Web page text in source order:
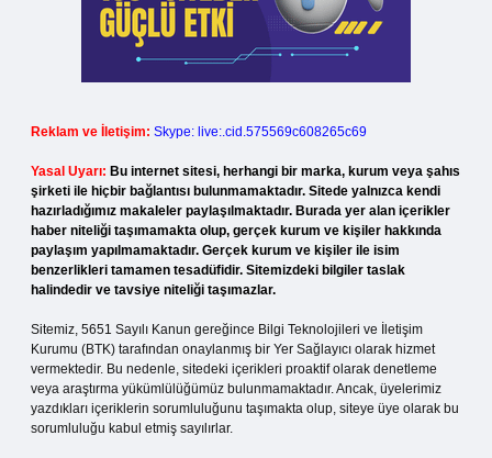
Reklam ve İletişim: Skype: live:.cid.575569c608265c69
Yasal Uyarı: Bu internet sitesi, herhangi bir marka, kurum veya şahıs
şirketi ile hiçbir bağlantısı bulunmamaktadır. Sitede yalnızca kendi
hazırladığımız makaleler paylaşılmaktadır. Burada yer alan içerikler
haber niteliği taşımamakta olup, gerçek kurum ve kişiler hakkında
paylaşım yapılmamaktadır. Gerçek kurum ve kişiler ile isim
benzerlikleri tamamen tesadüfidir. Sitemizdeki bilgiler taslak
halindedir ve tavsiye niteliği taşımazlar.
Sitemiz, 5651 Sayılı Kanun gereğince Bilgi Teknolojileri ve İletişim
Kurumu (BTK) tarafından onaylanmış bir Yer Sağlayıcı olarak hizmet
vermektedir. Bu nedenle, sitedeki içerikleri proaktif olarak denetleme
veya araştırma yükümlülüğümüz bulunmamaktadır. Ancak, üyelerimiz
yazdıkları içeriklerin sorumluluğunu taşımakta olup, siteye üye olarak bu
sorumluluğu kabul etmiş sayılırlar.